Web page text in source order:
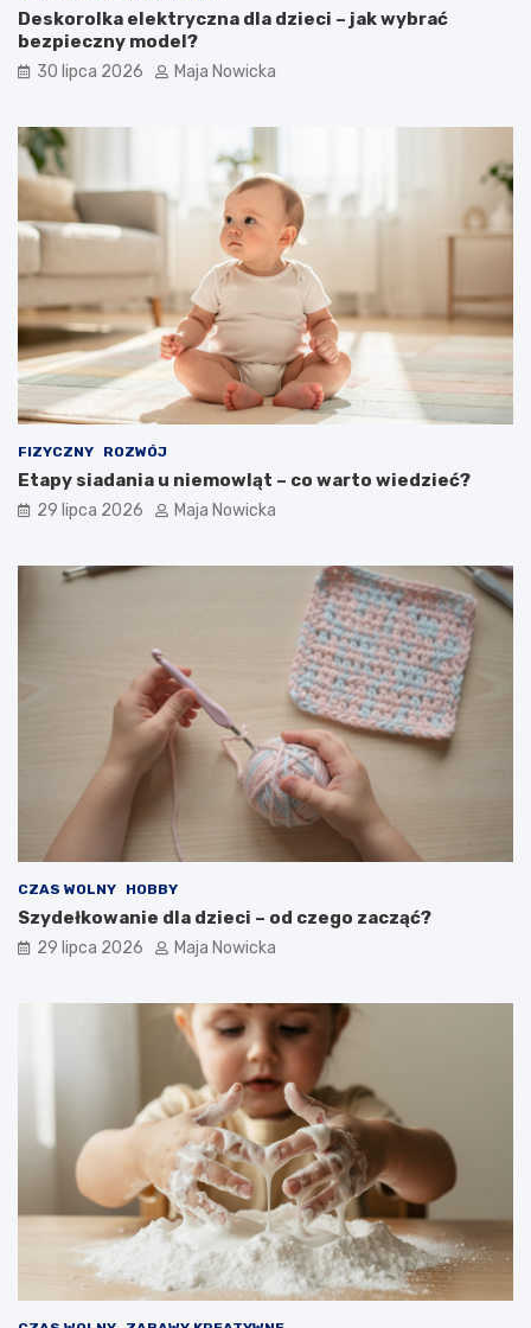
Deskorolka elektryczna dla dzieci – jak wybrać
bezpieczny model?
30 lipca 2026 Maja Nowicka
FIZYCZNY ROZWÓJ
Etapy siadania u niemowląt – co warto wiedzieć?
29 lipca 2026 Maja Nowicka
CZAS WOLNY HOBBY
Szydełkowanie dla dzieci – od czego zacząć?
29 lipca 2026 Maja Nowicka